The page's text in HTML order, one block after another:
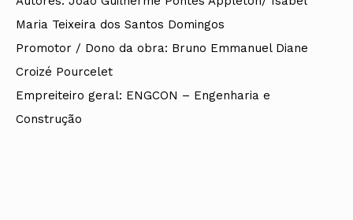
Maria Teixeira dos Santos Domingos
Promotor / Dono da obra: Bruno Emmanuel Diane
Croizé Pourcelet
Empreiteiro geral: ENGCON – Engenharia e
Construção